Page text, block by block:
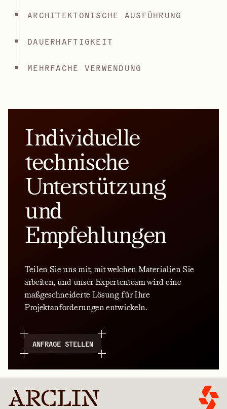
ARCHITEKTONISCHE AUSFÜHRUNG
DAUERHAFTIGKEIT
MEHRFACHE VERWENDUNG
Individuelle
technische
Unterstützung
und
Empfehlungen
Teilen Sie uns mit, mit welchen Materialien Sie
arbeiten, und unser Expertenteam wird eine
maßgeschneiderte Lösung für Ihre
Projektanforderungen entwickeln.
ANFRAGE STELLEN